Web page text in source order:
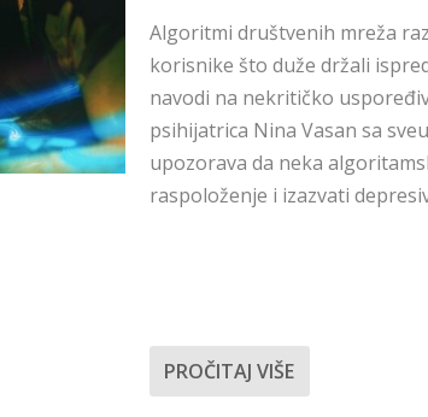
Algoritmi društvenih mreža
korisnike što duže držali
navodi na nekritičko
psihijatrica Nina Vasan sa
upozorava da neka
raspoloženje i izazvati
PROČITAJ VIŠE